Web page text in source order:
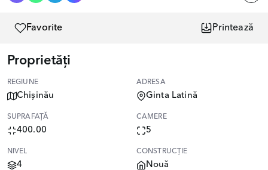
Favorite Printează
Proprietăți
REGIUNE
Chișinău
ADRESA
Ginta Latină
SUPRAFAȚĂ
400.00
CAMERE
5
NIVEL
4
CONSTRUCȚIE
Nouă